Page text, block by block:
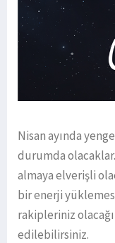
Nisan ayında
durumda
almaya elverişli
bir enerji
rakipleriniz
edilebilirsiniz.